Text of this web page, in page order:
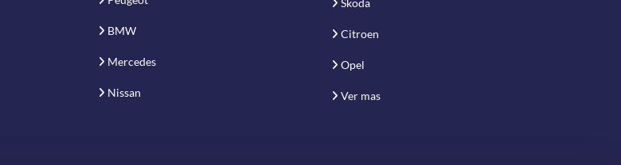
BMW
Mercedes
Nissan
Citroen
Opel
Ver mas